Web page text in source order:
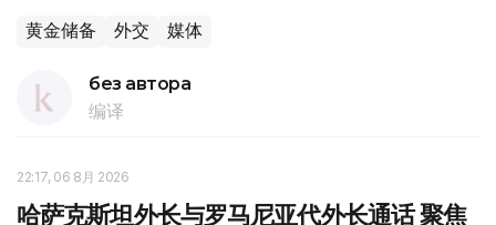
黄金储备 外交 媒体
без автора
编译
22:17, 06 8月 2026
哈萨克斯坦外长与罗马尼亚代外长通话 聚焦